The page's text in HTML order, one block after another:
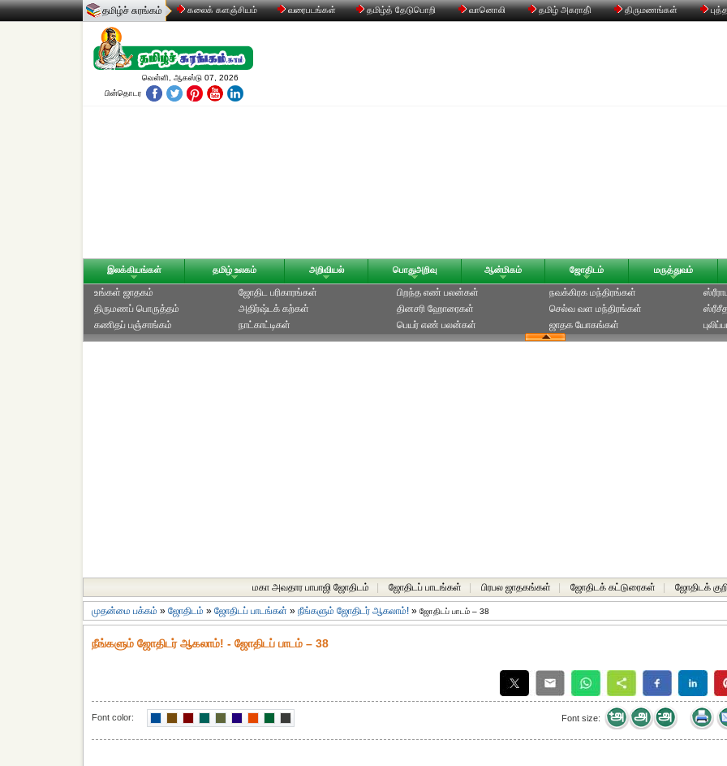
தமிழ்ச் சுரங்கம் கலைக் களஞ்சியம் வரைபடங்கள் தமிழ்த் தேடுபொறி வானொலி தமிழ் அகராதி் திருமணங்கள்
வெள்ளி, ஆகஸ்டு 07, 2026
பின்தொடர
இலக்கியங்கள் தமிழ் உலகம் அறிவியல் பொதுஅறிவு ஆன்மிகம் ஜோதிடம் மருத்துவம்
உங்கள் ஜாதகம்
திருமணப் பொருத்தம்
கணிதப் பஞ்சாங்கம்
ஜோதிட ப‌ரிகார‌ங்க‌ள்
அதிர்ஷ்டக் கற்கள்
நாட்காட்டிகள்
பிறந்த எண் பலன்கள்
தினசரி ஹோரைகள்
பெயர் எண் பலன்கள்
நவக்கிரக மந்திரங்கள்
செல்வ வள மந்திரங்கள்
ஜாதக யோகங்கள்
மகா அவதார பாபாஜி ஜோதிடம் ஜோதிடப் பாடங்கள் பிரபல ஜாதகங்கள் ஜோதிடக் கட்டுரைகள் ஜோதிடக்
முதன்மை பக்கம் » ஜோதிடம் » ஜோதிடப் பாடங்கள் » நீங்களும் ஜோதிடர் ஆகலாம்! » ஜோதிடப் பாடம் – 38
நீங்களும் ஜோதிடர் ஆகலாம்! - ஜோதிடப் பாடம் – 38
Font color: Font size: